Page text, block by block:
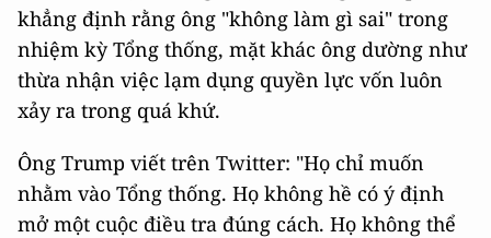
khẳng định rằng ông "không làm gì sai" trong
nhiệm kỳ Tổng thống, mặt khác ông dường như
thừa nhận việc lạm dụng quyền lực vốn luôn
xảy ra trong quá khứ.
Ông Trump viết trên Twitter: "Họ chỉ muốn
nhằm vào Tổng thống. Họ không hề có ý định
mở một cuộc điều tra đúng cách. Họ không thể